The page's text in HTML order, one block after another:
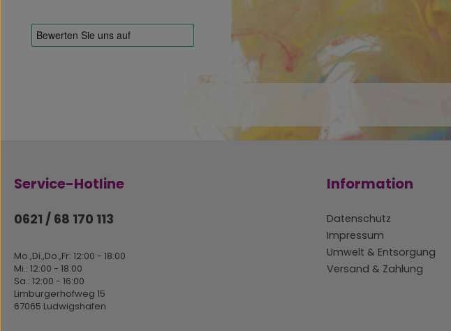
Service-Hotline
0621 / 68 170 113
Mo.,Di.,Do.,Fr: 12:00 - 18:00
Mi.: 12:00 - 18:00
Sa.: 12:00 - 16:00
Limburgerhofweg 15
67065 Ludwigshafen
Information
Datenschutz
Impressum
Umwelt & Entsorgung
Versand & Zahlung